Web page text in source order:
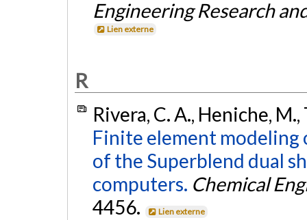
Engineering Research
Lien externe
R
Rivera, C. A., Heniche,
Finite element
of the Superblend dual
computers. Chemical
4456.
Lien externe